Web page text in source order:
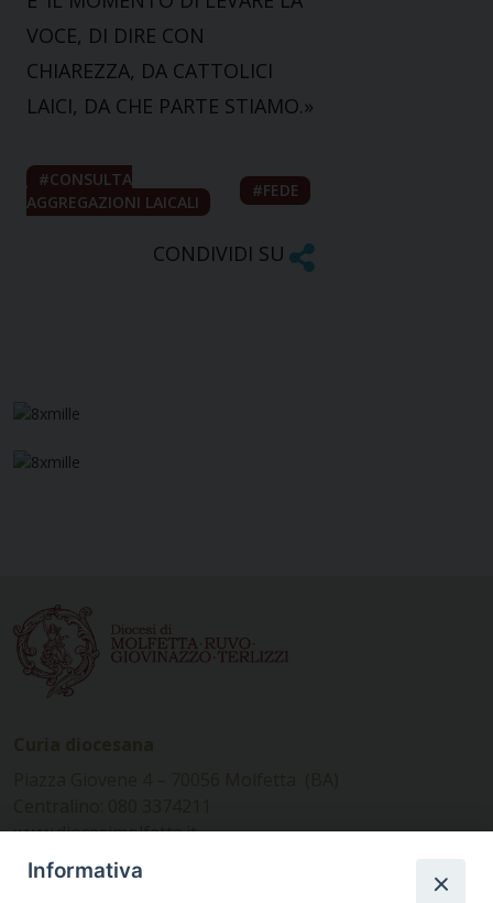
VOCE, DI DIRE CON
CHIAREZZA, DA CATTOLICI
LAICI, DA CHE PARTE STIAMO.»
CONSULTA
AGGREGAZIONI LAICALI
FEDE
CONDIVIDI SU
www.diocesimolfetta.it –
diocesimolfetta@pec.chiesacattolica.it
Informativa